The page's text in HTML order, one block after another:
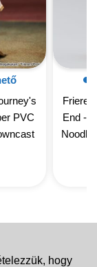
PVC
End -
Noodle
hogy